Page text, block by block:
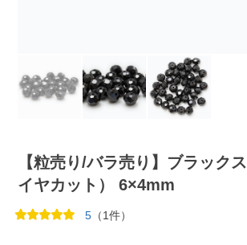
【粒売り/バラ売り】ブラック
イヤカット） 6×4mm
5 （1件）